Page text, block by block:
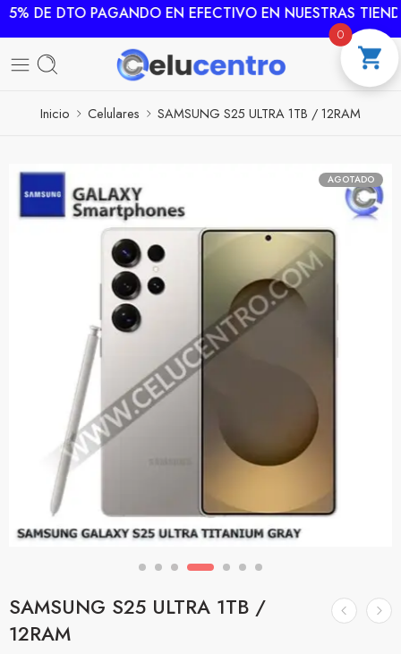
DE DTO PAGANDO EN EFECTIVO EN NUESTRAS
Inicio Celulares SAMSUNG S25 ULTRA 1TB / 12RAM
AGOTADO
SAMSUNG S25 ULTRA 1TB /
12RAM
0